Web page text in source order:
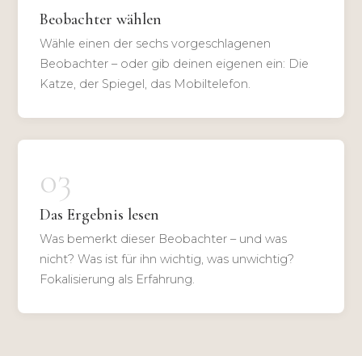
Beobachter wählen
Wähle einen der sechs vorgeschlagenen
Beobachter – oder gib deinen eigenen ein: Die
Katze, der Spiegel, das Mobiltelefon.
03
Das Ergebnis lesen
Was bemerkt dieser Beobachter – und was
nicht? Was ist für ihn wichtig, was unwichtig?
Fokalisierung als Erfahrung.